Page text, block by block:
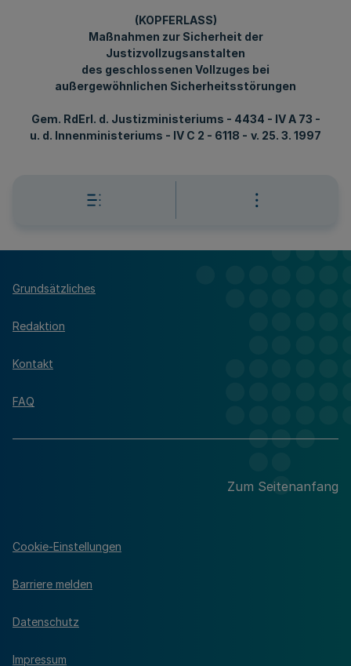
(KOPFERLASS)
Maßnahmen zur Sicherheit der
Justizvollzugsanstalten
des geschlossenen Vollzuges bei
außergewöhnlichen Sicherheitsstörungen
Gem. RdErl. d. Justizministeriums - 4434 - IV A 73 -
u. d. Innenministeriums - IV C 2 - 6118 - v. 25. 3. 1997
Grundsätzliches
Redaktion
Kontakt
FAQ
Zum Seitenanfang
Cookie-Einstellungen
Barriere melden
Datenschutz
Impressum